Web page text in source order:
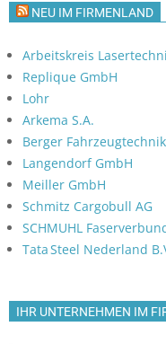
NEU IM FIRMENLAND
Arbeitskreis
Replique GmbH
Lohr
Arkema S.A.
Berger
Langendorf GmbH
Meiller GmbH
Schmitz Cargobull AG
SCHMUHL
Tata Steel Nederland
IHR UNTERNEHMEN IM